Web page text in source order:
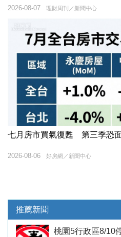
理財周刊／新聞中心
2026-08-07
七月房市買氣復甦 第三季恐
好房網／新聞中心
2026-08-06
推薦新聞
桃園5行政區8/10